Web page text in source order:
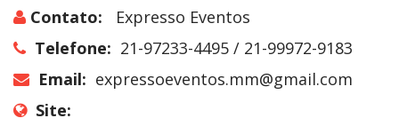
Contato:
Expresso Eventos
Telefone: 21-97233-4495 / 21-99972-9183
Email: expressoeventos.mm@gmail.com
Site: